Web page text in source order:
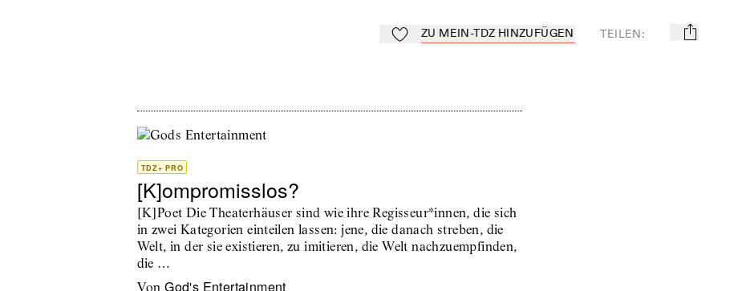
Zu Mein-TdZ hinzufügen
ZU MEIN-TDZ HINZUFÜGEN TEILEN: mail
TDZ+ PRO
[K]ompromisslos?
[K]Poet Die Theaterhäuser sind wie ihre Regisseur*innen, die sich
in zwei Kategorien einteilen lassen: jene, die danach streben, die
Welt, in der sie existieren, zu imitieren, die Welt nachzuempfinden,
die …
von God's Entertainment